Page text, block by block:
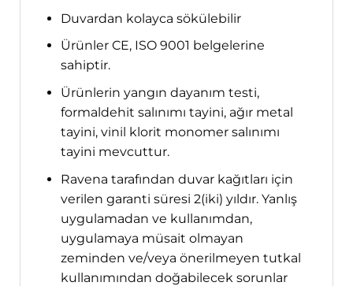
Duvardan kolayca sökülebilir
Ürünler CE, ISO 9001 belgelerine
sahiptir.
Ürünlerin yangın dayanım testi,
formaldehit salınımı tayini, ağır metal
tayini, vinil klorit monomer salınımı
tayini mevcuttur.
Ravena tarafından duvar kağıtları için
verilen garanti süresi 2(iki) yıldır. Yanlış
uygulamadan ve kullanımdan,
uygulamaya müsait olmayan
zeminden ve/veya önerilmeyen tutkal
kullanımından doğabilecek sorunlar